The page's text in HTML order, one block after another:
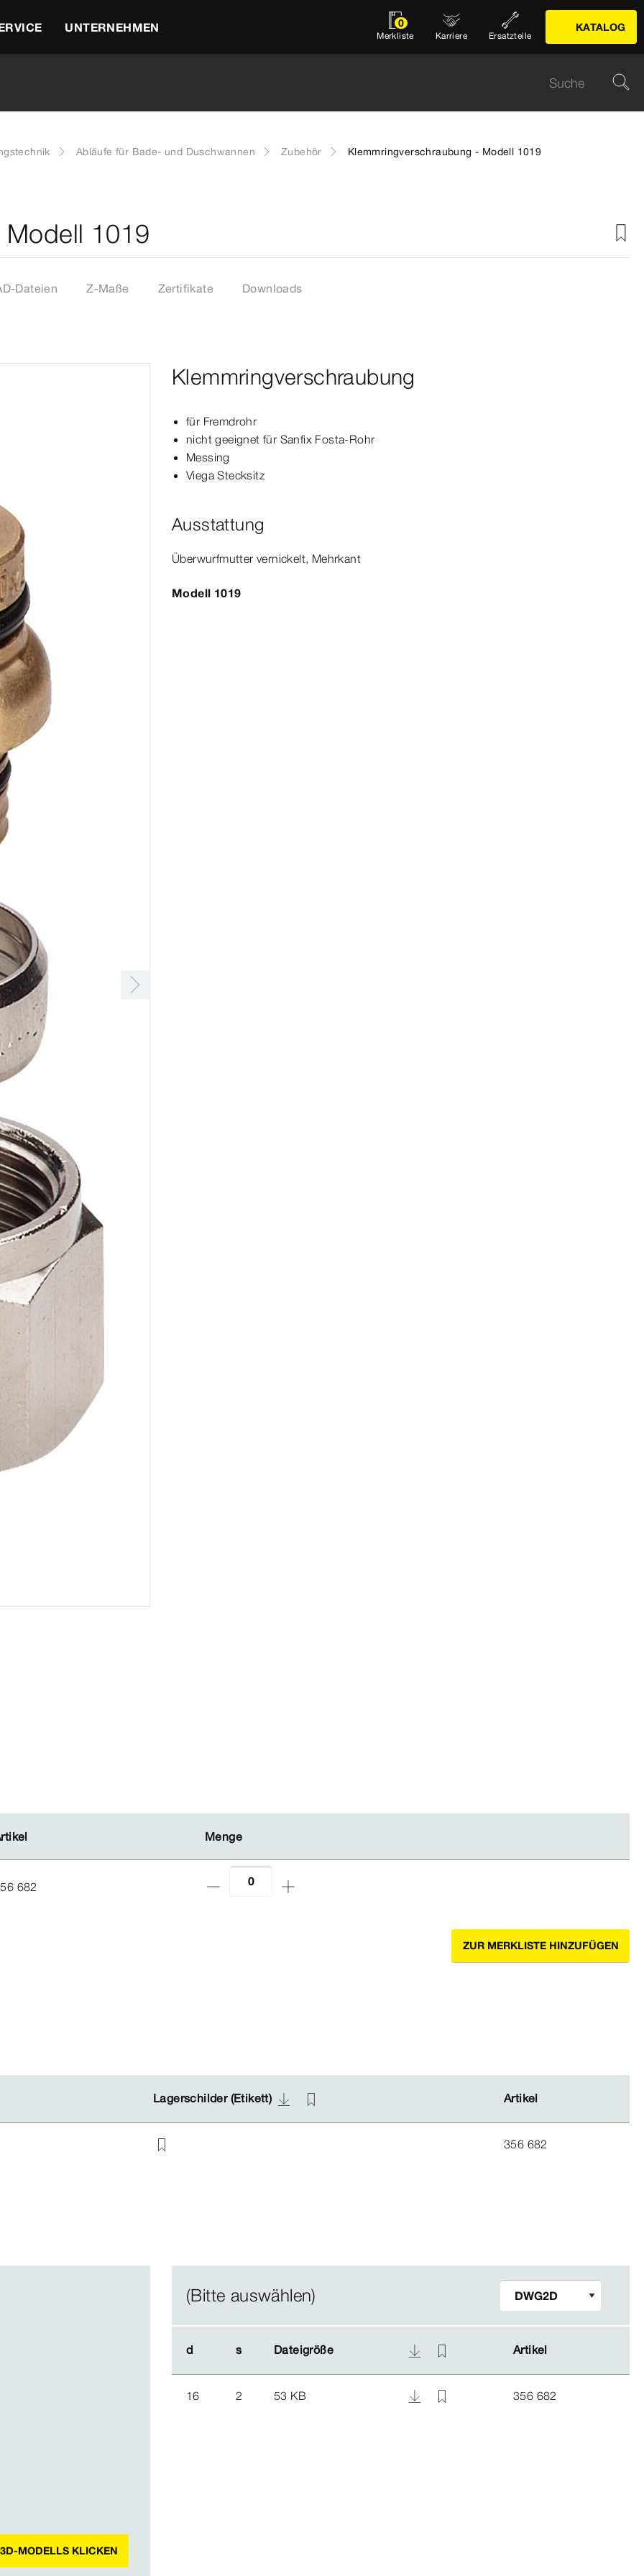
UNTERNEHMEN 0
Merkliste Karriere Ersatzteile
KATALOG
Abläufe für Bade- und Duschwannen Zubehör Klemmringverschraubung - Modell 1019
1019
Dateien Z-Maße Zertifikate Downloads
Klemmringverschraubung
für Fremdrohr
nicht geeignet für Sanfix Fosta-Rohr
Messing
Viega Stecksitz
Ausstattung
Über­wurfmutter vernickelt, Mehrkant
Modell 1019
Menge
Menge
682
ZUR MERKLISTE HINZUFÜGEN
Lagerschilder (Etikett) Artikel
Lagerschilder (Etikett) Artikel
356 682
MODELLS KLICKEN
(Bitte auswählen)
d s Dateigröße Artikel
d s Dateigröße Artikel
16 2 53 KB 356 682